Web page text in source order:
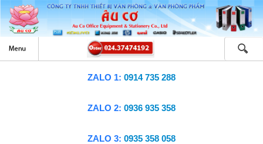
ZALO 1: 0914 735 288
ZALO 2: 0936 935 358
ZALO 3: 0935 358 058